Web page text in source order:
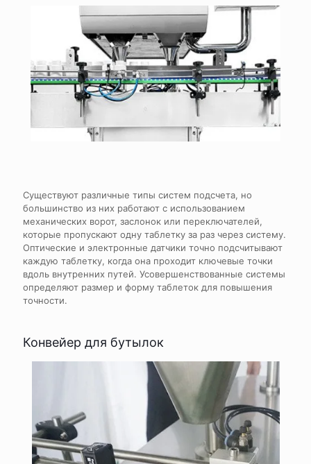
Существуют различные типы систем подсчета, но
большинство из них работают с использованием
механических ворот, заслонок или переключателей,
которые пропускают одну таблетку за раз через систему.
Оптические и электронные датчики точно подсчитывают
каждую таблетку, когда она проходит ключевые точки
вдоль внутренних путей. Усовершенствованные системы
определяют размер и форму таблеток для повышения
точности.
Конвейер для бутылок